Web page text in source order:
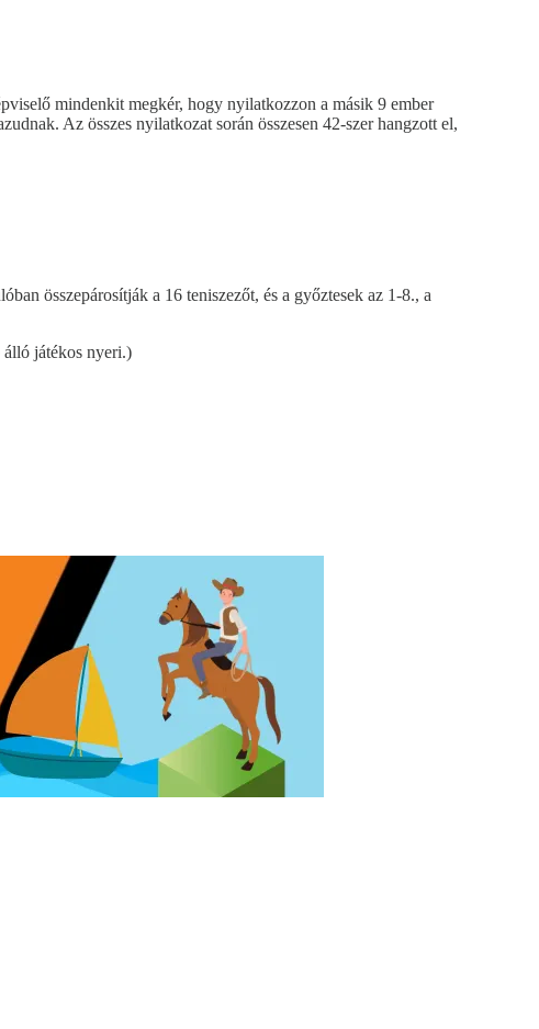
mindenkit megkér, hogy nyilatkozzon a másik 9 ember
Az összes nyilatkozat során összesen 42-szer hangzott el,
összepárosítják a 16 teniszezőt, és a győztesek az 1-8., a
álló játékos nyeri.)